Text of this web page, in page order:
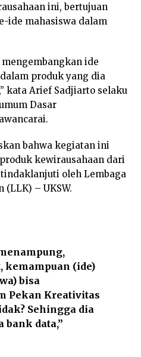
ini, bertujuan
ide mahasiswa dalam
ide
produk yang dia
kata Arief Sadjiarto selaku
Dasar
bahwa kegiatan ini
kewirausahaan dari
oleh Lembaga
(LLK) – UKSW.
kemampuan (ide)
bisa
Pekan Kreativitas
Sehingga dia
bank data,”